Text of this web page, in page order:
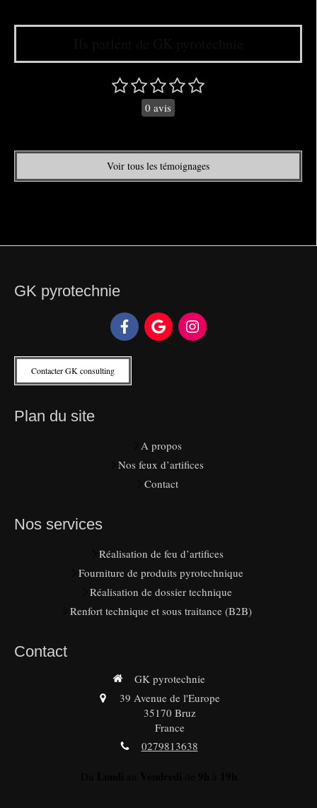
0 avis
Voir tous les témoignages
GK pyrotechnie
Contacter GK consulting
Plan du site
A propos
Nos feux d’artifices
Contact
Nos services
Réalisation de feu d’artifices
Fourniture de produits pyrotechnique
Réalisation de dossier technique
Renfort technique et sous traitance (B2B)
Contact
GK pyrotechnie
39 Avenue de l'Europe
35170 Bruz
France
0279813638